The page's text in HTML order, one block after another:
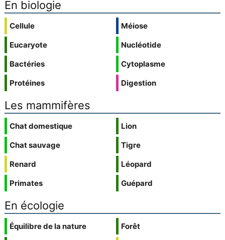
En biologie
Cellule
Eucaryote
Bactéries
Protéines
Méiose
Nucléotide
Cytoplasme
Digestion
Les mammifères
Chat domestique
Chat sauvage
Renard
Primates
Lion
Tigre
Léopard
Guépard
En écologie
Équilibre de la nature
Forêt